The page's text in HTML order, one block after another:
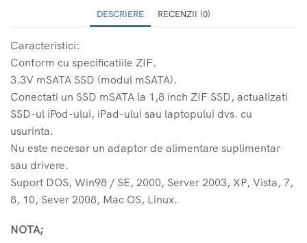
DESCRIERE RECENZII (0)
Caracteristici:
Conform cu specificatiile ZIF.
3.3V mSATA SSD (modul mSATA).
Conectati un SSD mSATA la 1,8 inch ZIF SSD, actualizati
SSD-ul iPod-ului, iPad-ului sau laptopului dvs. cu
usurinta.
Nu este necesar un adaptor de alimentare suplimentar
sau drivere.
Suport DOS, Win98 / SE, 2000, Server 2003, XP, Vista, 7,
8, 10, Sever 2008, Mac OS, Linux.
NOTA;